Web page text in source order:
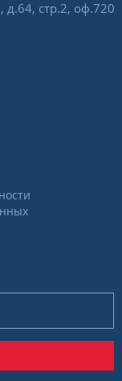
д.64, стр.2, оф.720